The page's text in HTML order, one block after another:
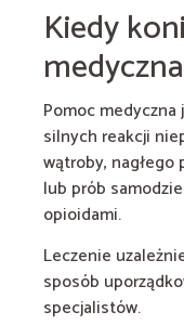
Kiedy
medyczna
Pomoc
silnych reakcji
wątroby,
lub prób
opioidami.
Leczenie
sposób
specjalistów.